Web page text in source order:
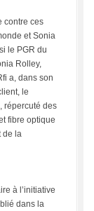
contre ces
et Sonia
le PGR du
Rolley,
a, dans son
le
répercuté des
fibre optique
de la
à l’initiative
dans la